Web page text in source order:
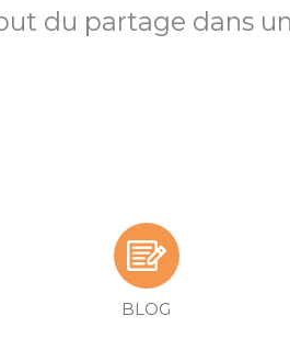
du partage dans
BLOG